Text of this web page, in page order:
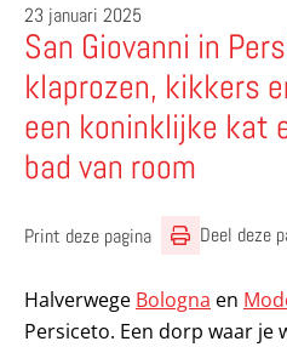
23 januari 2025
San Giovanni in
klaprozen, kikkers
een koninklijke kat
bad van room
Print deze pagina Deel deze
Halverwege Bologna en
Persiceto. Een dorp waar je